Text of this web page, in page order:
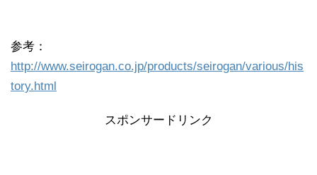
参考：
http://www.seirogan.co.jp/products/seirogan/various/his
tory.html
スポンサードリンク